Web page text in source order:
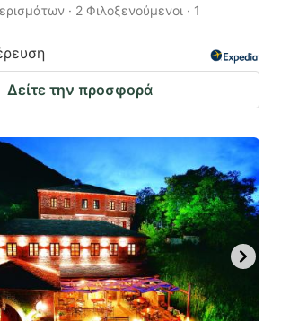
· 2 Φιλοξενούμενοι · 1
Δείτε την προσφορά